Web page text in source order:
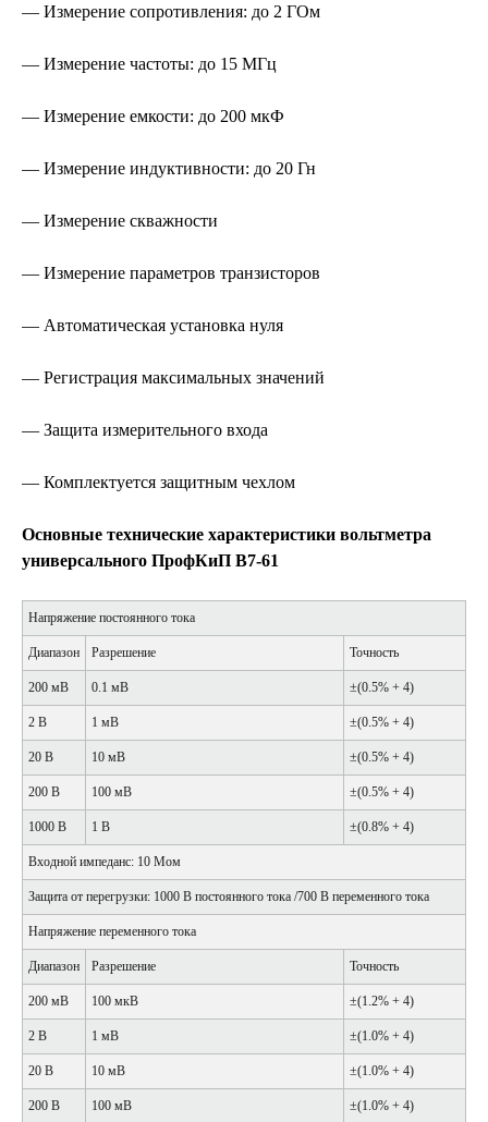
— Измерение сопротивления: до 2 ГОм
— Измерение частоты: до 15 МГц
— Измерение емкости: до 200 мкФ
— Измерение индуктивности: до 20 Гн
— Измерение скважности
— Измерение параметров транзисторов
— Автоматическая установка нуля
— Регистрация максимальных значений
— Защита измерительного входа
— Комплектуется защитным чехлом
Основные технические характеристики вольтметра
универсального ПрофКиП В7-61
Напряжение постоянного тока
Диапазон Разрешение Точность
200 мВ 0.1 мВ ±(0.5% + 4)
2 В 1 мВ ±(0.5% + 4)
20 В 10 мВ ±(0.5% + 4)
200 В 100 мВ ±(0.5% + 4)
1000 В 1 В ±(0.8% + 4)
Входной импеданс: 10 Мом
Защита от перегрузки: 1000 В постоянного тока /700 В переменного тока
Напряжение переменного тока
Диапазон Разрешение Точность
200 мВ 100 мкВ ±(1.2% + 4)
2 В 1 мВ ±(1.0% + 4)
20 В 10 мВ ±(1.0% + 4)
200 В 100 мВ ±(1.0% + 4)